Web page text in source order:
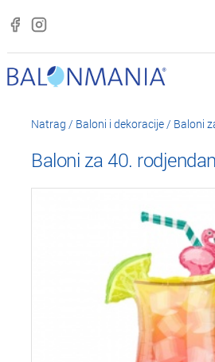
Natrag / Baloni i dekoracije/ Baloni
Baloni za 40. rodjendan